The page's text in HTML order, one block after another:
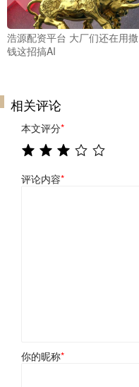
浩源配资平台 大厂们还在用撒
钱这招搞AI
相关评论
本文评分*
评论内容*
你的昵称*